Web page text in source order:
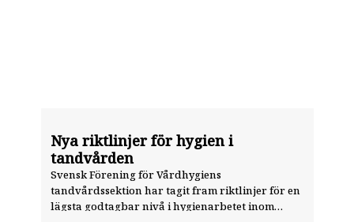
Nya riktlinjer för hygien i
tandvården
Svensk Förening för Vårdhygiens
tandvårdssektion har tagit fram riktlinjer för en
lägsta godtagbar nivå i hygienarbetet inom